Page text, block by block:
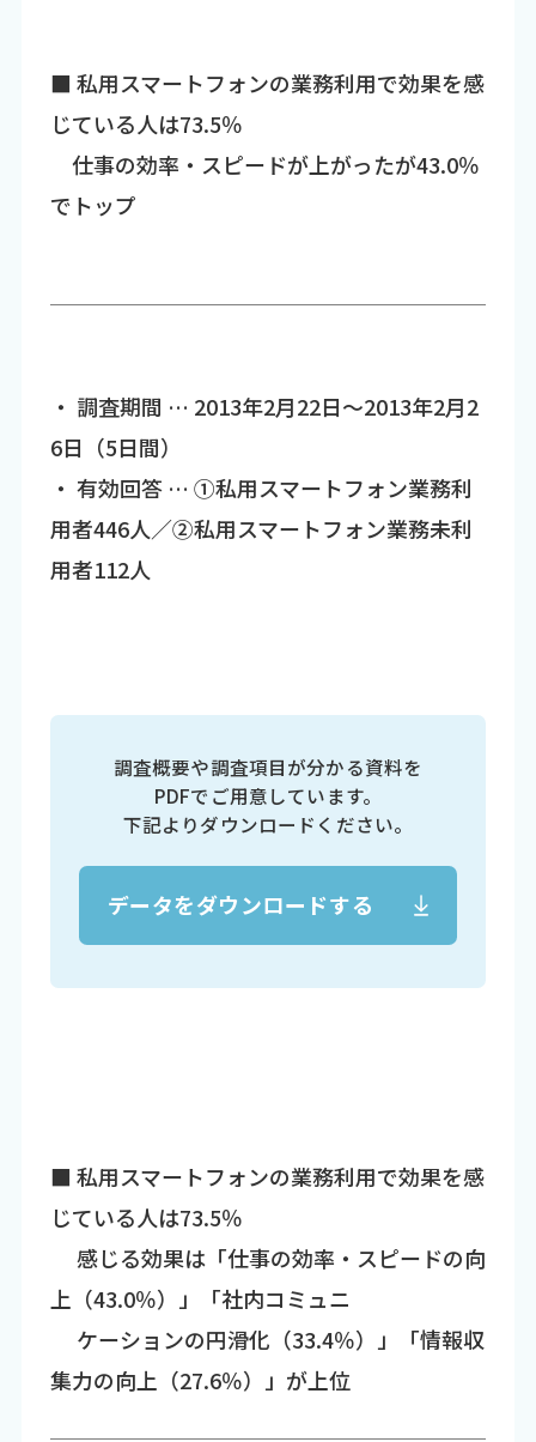
■ 私用スマートフォンの業務利用で効果を感
じている人は73.5％
仕事の効率・スピードが上がったが43.0％
でトップ
・ 調査期間 … 2013年2月22日～2013年2月2
6日（5日間）
・ 有効回答 … ①私用スマートフォン業務利
用者446人／②私用スマートフォン業務未利
用者112人
調査概要や調査項目が分かる資料を
PDFでご用意しています。
下記よりダウンロードください。
データをダウンロードする
■ 私用スマートフォンの業務利用で効果を感
じている人は73.5％
感じる効果は「仕事の効率・スピードの向
上（43.0％）」「社内コミュニ
ケーションの円滑化（33.4％）」「情報収
集力の向上（27.6％）」が上位